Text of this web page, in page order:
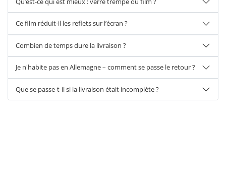
Ce film réduit-il les reflets sur l’écran ?
Combien de temps dure la livraison ?
Je n'habite pas en Allemagne – comment se passe le retour ?
Que se passe-t-il si la livraison était incomplète ?